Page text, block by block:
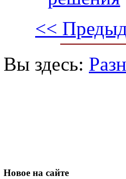
<<
Вы здесь:
Новое на сайте